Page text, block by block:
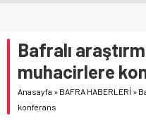
Bafralı
muhacirlere
Anasayfa » BAFRA HABERLERİ »
konferans